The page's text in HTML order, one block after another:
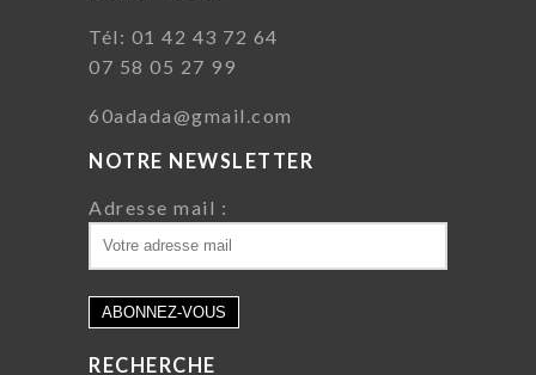
Tél: 01 42 43 72 64
07 58 05 27 99
60adada@gmail.com
NOTRE NEWSLETTER
Adresse mail :
RECHERCHE